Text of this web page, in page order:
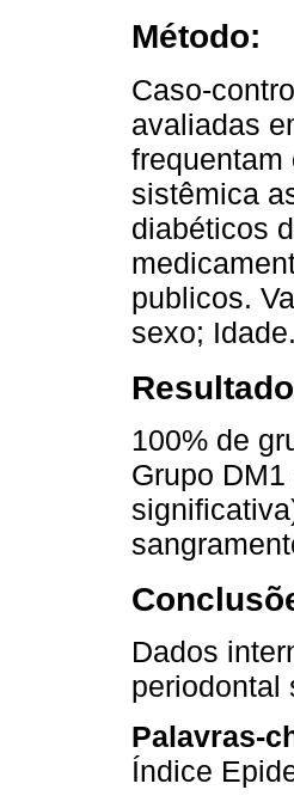
Método:
Caso-
avaliadas
frequentam
sistêmica
diabéticos
publicos.
sexo; Idade.
100% de
Grupo
Dados
periodontal
Palavras-
Índice